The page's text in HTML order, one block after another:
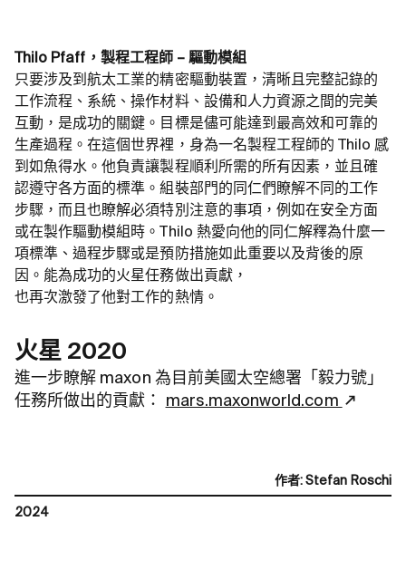
Thilo Pfaff，製程工程師 – 驅動模組
只要涉及到航太工業的精密驅動裝置，清晰且完整記錄的
工作流程、系統、操作材料、設備和人力資源之間的完美
互動，是成功的關鍵。目標是儘可能達到最高效和可靠的
生產過程。在這個世界裡，身為一名製程工程師的 Thilo 感
到如魚得水。他負責讓製程順利所需的所有因素，並且確
認遵守各方面的標準。組裝部門的同仁們瞭解不同的工作
步驟，而且也瞭解必須特別注意的事項，例如在安全方面
或在製作驅動模組時。Thilo 熱愛向他的同仁解釋為什麼一
項標準、過程步驟或是預防措施如此重要以及背後的原
因。能為成功的火星任務做出貢獻，
也再次激發了他對工作的熱情。
火星 2020
進一步瞭解 maxon 為目前美國太空總署「毅力號」
任務所做出的貢獻： mars.maxonworld.com
作者: Stefan Roschi
2024